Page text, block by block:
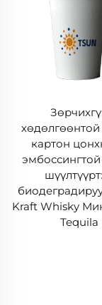
картон
Kraft Whisky
Tequila